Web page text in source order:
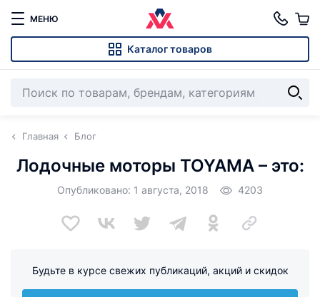
МЕНЮ
Каталог товаров
Главная Блог
Лодочные моторы TOYAMA – это:
Опубликовано: 1 августа, 2018 4203
Будьте в курсе свежих публикаций, акций и скидок